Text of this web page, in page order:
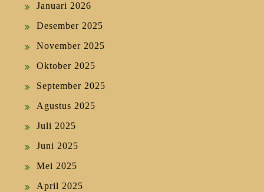
Januari 2026
Desember 2025
November 2025
Oktober 2025
September 2025
Agustus 2025
Juli 2025
Juni 2025
Mei 2025
April 2025